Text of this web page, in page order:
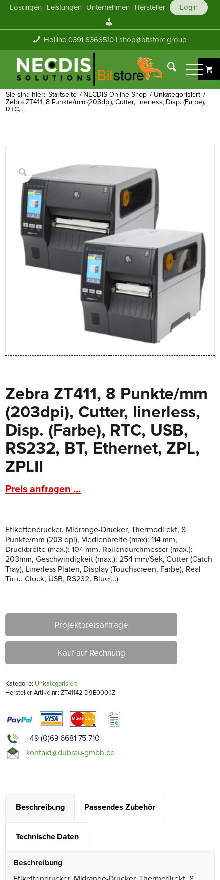
Lösungen Leistungen Unternehmen Hersteller
Login
Konto
Hotline 0391 6366510 |shop@bitstore.group
Sie sind hier: Startseite / NECDIS Online-Shop / Unkategorisiert /
Zebra ZT411, 8 Punkte/mm (203dpi), Cutter, linerless, Disp. (Farbe),
RTC,...
Zebra ZT411, 8 Punkte/mm
(203dpi), Cutter, linerless,
Disp. (Farbe), RTC, USB,
RS232, BT, Ethernet, ZPL,
ZPLII
Preis anfragen ...
Etikettendrucker, Midrange-Drucker, Thermodirekt, 8
Punkte/mm (203 dpi), Medienbreite (max): 114 mm,
Druckbreite (max.): 104 mm, Rollendurchmesser (max.):
203mm, Geschwindigkeit (max.): 254 mm/Sek, Cutter (Catch
Tray), Linerless Platen, Display (Touchscreen, Farbe), Real
Time Clock, USB, RS232, Blue(…)
Projektpreisanfrage
Kauf auf Rechnung
Kategorie: Unkategorisiert
Hersteller-Artikelnr.: ZT41142-D9E0000Z
+49 (0)69 6681 75 710
kontakt@dubrau-gmbh.de
Beschreibung Passendes Zubehör
Technische Daten
Beschreibung